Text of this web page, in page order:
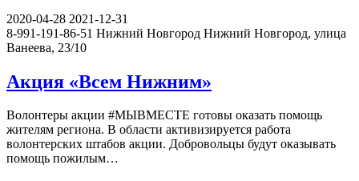
2020-04-28 2021-12-31
8-991-191-86-51 Нижний Новгород Нижний Новгород, улица
Ванеева, 23/10
Акция «Всем Нижним»
Волонтеры акции #МЫВМЕСТЕ готовы оказать помощь
жителям региона. В области активизируется работа
волонтерских штабов акции. Добровольцы будут оказывать
помощь пожилым…